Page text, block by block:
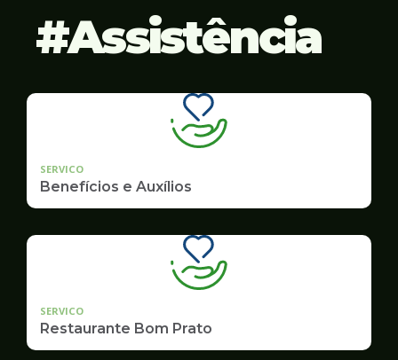
Assistência
SERVICO
Benefícios e Auxílios
SERVICO
Restaurante Bom Prato